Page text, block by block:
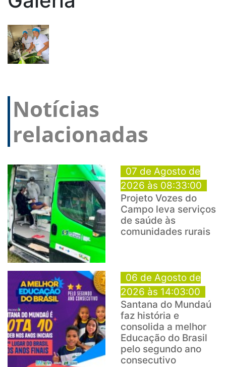
Notícias
relacionadas
07 de Agosto de
2026 às 08:33:00
Projeto Vozes do
Campo leva serviços
de saúde às
comunidades rurais
06 de Agosto de
2026 às 14:03:00
Santana do Mundaú
faz história e
consolida a melhor
Educação do Brasil
pelo segundo ano
consecutivo